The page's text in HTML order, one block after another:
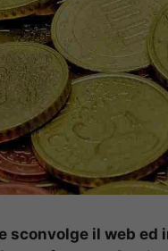
sconvolge il web ed